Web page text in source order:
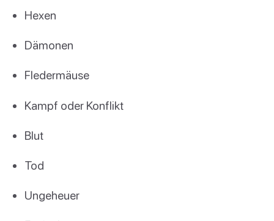
Hexen
Dämonen
Fledermäuse
Kampf oder Konflikt
Blut
Tod
Ungeheuer